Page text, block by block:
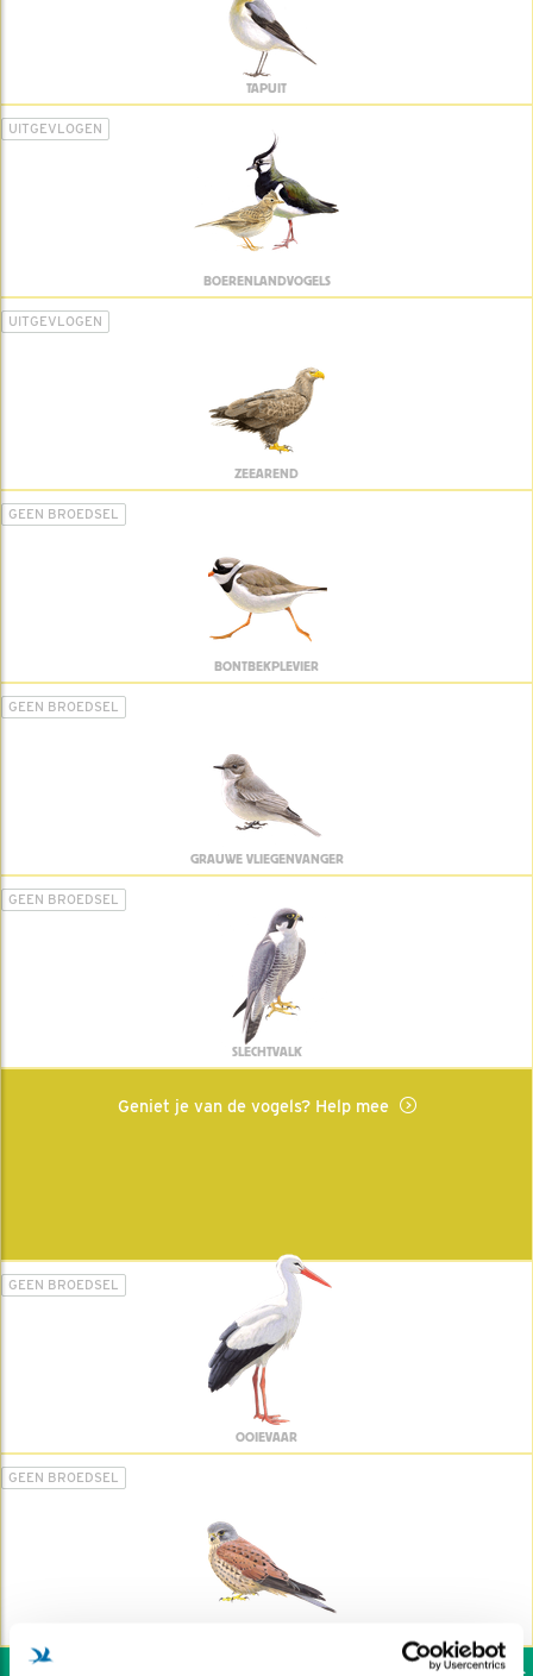
TAPUIT
UITGEVLOGEN
BOERENLANDVOGELS
UITGEVLOGEN
ZEEAREND
GEEN BROEDSEL
BONTBEKPLEVIER
GEEN BROEDSEL
GRAUWE VLIEGENVANGER
GEEN BROEDSEL
SLECHTVALK
Geniet je van de vogels? Help mee
GEEN BROEDSEL
OOIEVAAR
GEEN BROEDSEL